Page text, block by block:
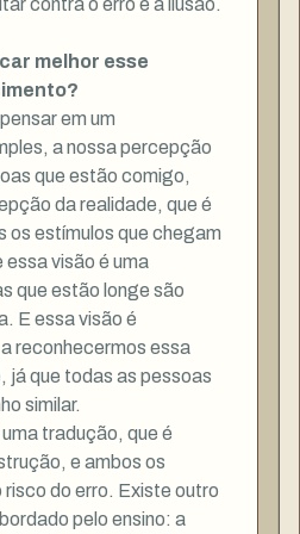
contra o erro e a ilusão.
melhor esse
em um
a nossa percepção
que estão comigo,
da realidade, que é
os estímulos que chegam
essa visão é uma
que estão longe são
E essa visão é
reconhecermos essa
já que todas as pessoas
similar.
tradução, que é
e ambos os
do erro. Existe outro
pelo ensino: a